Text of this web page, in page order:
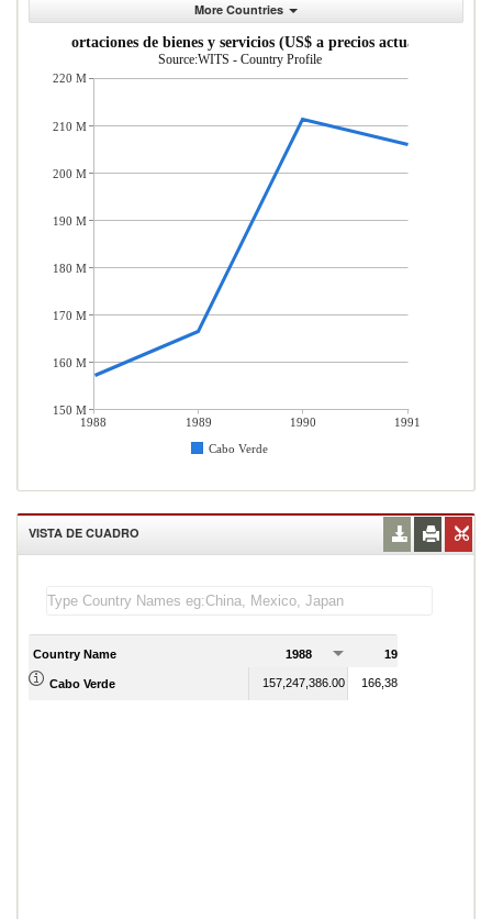
More Countries
Importaciones de bienes y servicios (US$ a precios actuales)
Source:WITS - Country Profile
1988 1989 1990
1991
Cabo Verde
220 M
210 M
200 M
190 M
180 M
170 M
160 M
150 M
VISTA DE CUADRO
Country Name 1988 1989
Cabo Verde 157,247,386.00 166,386,034.00